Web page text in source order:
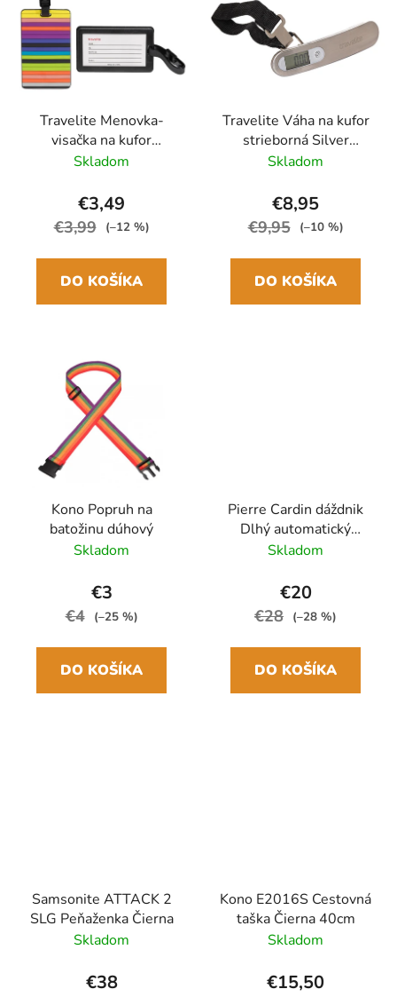
Travelite Menovka-
visačka na kufor
Multicolor Stripes
Skladom
€3,49
€3,99 (–12 %)
DO KOŠÍKA
Travelite Váha na kufor
strieborná Silver
Digitálna
Skladom
€8,95
€9,95 (–10 %)
DO KOŠÍKA
Kono Popruh na
batožinu dúhový
Skladom
€3
€4 (–25 %)
DO KOŠÍKA
Pierre Cardin dáždnik
Dlhý automatický
Čierny 92cm/110cm
Skladom
€20
€28 (–28 %)
DO KOŠÍKA
Samsonite ATTACK 2
SLG Peňaženka Čierna
Skladom
€38
Kono E2016S Cestovná
taška Čierna 40cm
Skladom
€15,50